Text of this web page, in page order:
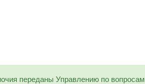
переданы Управлению по вопросам